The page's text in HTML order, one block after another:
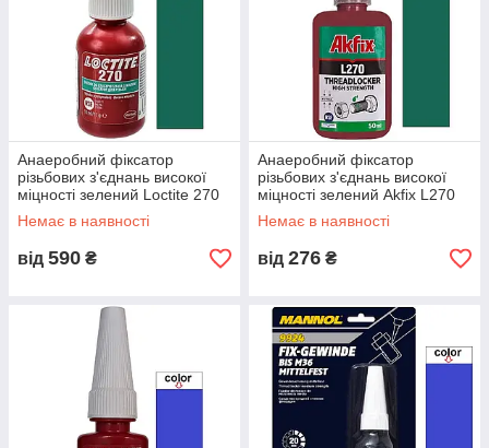
Анаеробний фіксатор
різьбових з'єднань високої
міцності зелений Loctite 270
10мл
Немає в наявності
від 590 ₴
Анаеробний фіксатор
різьбових з'єднань високої
міцності зелений Akfix L270
50мл
Немає в наявності
від 276 ₴